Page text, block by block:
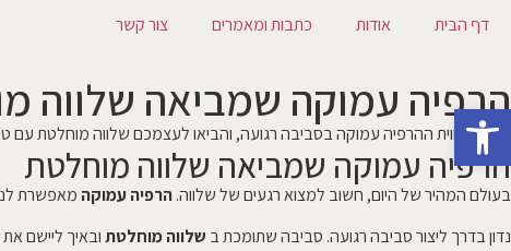
דף הבית אודות כתבות ומאמרים צור קשר
הרפיה עמוקה שמביאה שלווה
גלו את חווית ההרפיה עמוקה בסביבה רגועה, והביאו לעצמכם שלווה מוחלטת עם
הרפיה עמוקה שמביאה שלווה מוחלטת
בעולם המהיר של היום, חשוב למצוא רגעים של שלווה.הרפיה עמוקה מאפשרת
נדון בדרך ליצור סביבה רגועה. סביבה שתומכת ב שלווה מוחלטתובאיך ליישם
פתח סרגל נגישות